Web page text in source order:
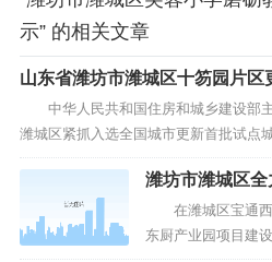
示” 的相关文章
山东省潍坊市潍城区十笏园片区
载老城复兴再生辉
中华人民共和国住房和城乡建设
潍城区紧抓入选全国城市更新首批试点
爆点”，打响潍城更新“头部***”。十笏
化赋能，坚持体检先行、规划统筹、运
地，擦亮特色名...
潍坊市潍城区
高地
在潍城区宝通西
东厨产业园项目建